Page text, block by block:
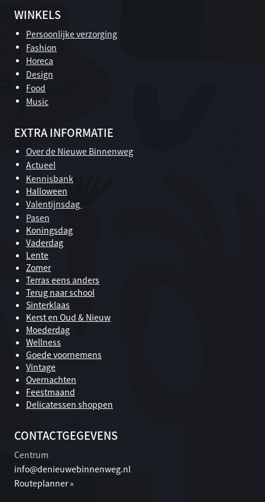
WINKELS
Persoonlijke verzorging
Fashion
Horeca
Design
Food
Music
EXTRA INFORMATIE
Over de Nieuwe Binnenweg
Actueel
Kennisbank
Halloween
Valentijnsdag
Pasen
Koningsdag
Vaderdag
Lente
Zomer
Terras eens anders
Terug naar school
Sinterklaas
Kerst en Oud & Nieuw
Moederdag
Wellness
Goede voornemens
Vintage
Overnachten
Feestmaand
Delicatessen shoppen
CONTACTGEGEVENS
Centrum
info@denieuwebinnenweg.nl
Routeplanner »